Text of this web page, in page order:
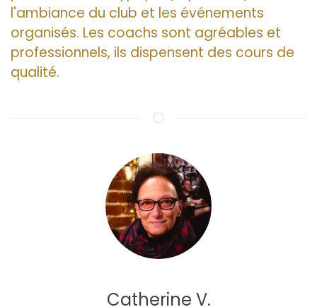
l'ambiance du club et les événements
organisés. Les coachs sont agréables et
professionnels, ils dispensent des cours de
qualité.
Catherine V.